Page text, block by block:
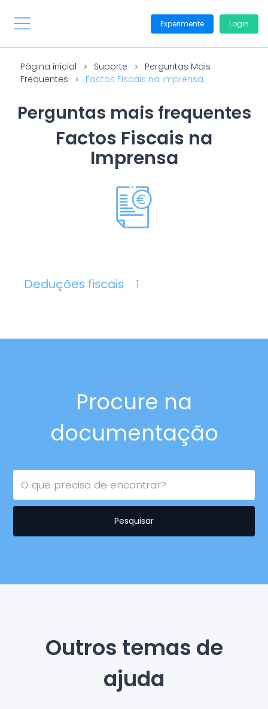
Experimente Login
Página inicial Suporte
Perguntas Mais
Frequentes
Factos Fiscais na Imprensa
Perguntas mais frequentes
Factos Fiscais na
Imprensa
Deduções fiscais 1
Procure na
documentação
Pesquisar
Outros temas de
ajuda